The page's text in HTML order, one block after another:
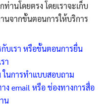
านโดยตรง โดยเราจะเก็บ
จากขั้นตอนการให้บริการ
บเรา หรือขั้นตอนการยื่น
า
นการทำแบบสอบถาม
ง email หรือ ช่องทางการสื่อ
น